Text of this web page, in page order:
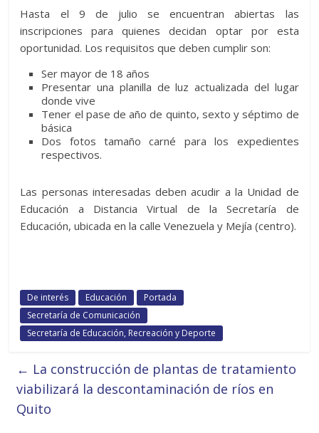
Hasta el 9 de julio se encuentran abiertas las
inscripciones para quienes decidan optar por esta
oportunidad. Los requisitos que deben cumplir son:
Ser mayor de 18 años
Presentar una planilla de luz actualizada del lugar
donde vive
Tener el pase de año de quinto, sexto y séptimo de
básica
Dos fotos tamaño carné para los expedientes
respectivos.
Las personas interesadas deben acudir a la Unidad de
Educación a Distancia Virtual de la Secretaría de
Educación, ubicada en la calle Venezuela y Mejía (centro).
De interés Educación
Portada
Secretaría de Comunicación
Secretaría de Educación, Recreación y Deporte
← La construcción de plantas de tratamiento
viabilizará la descontaminación de ríos en
Quito